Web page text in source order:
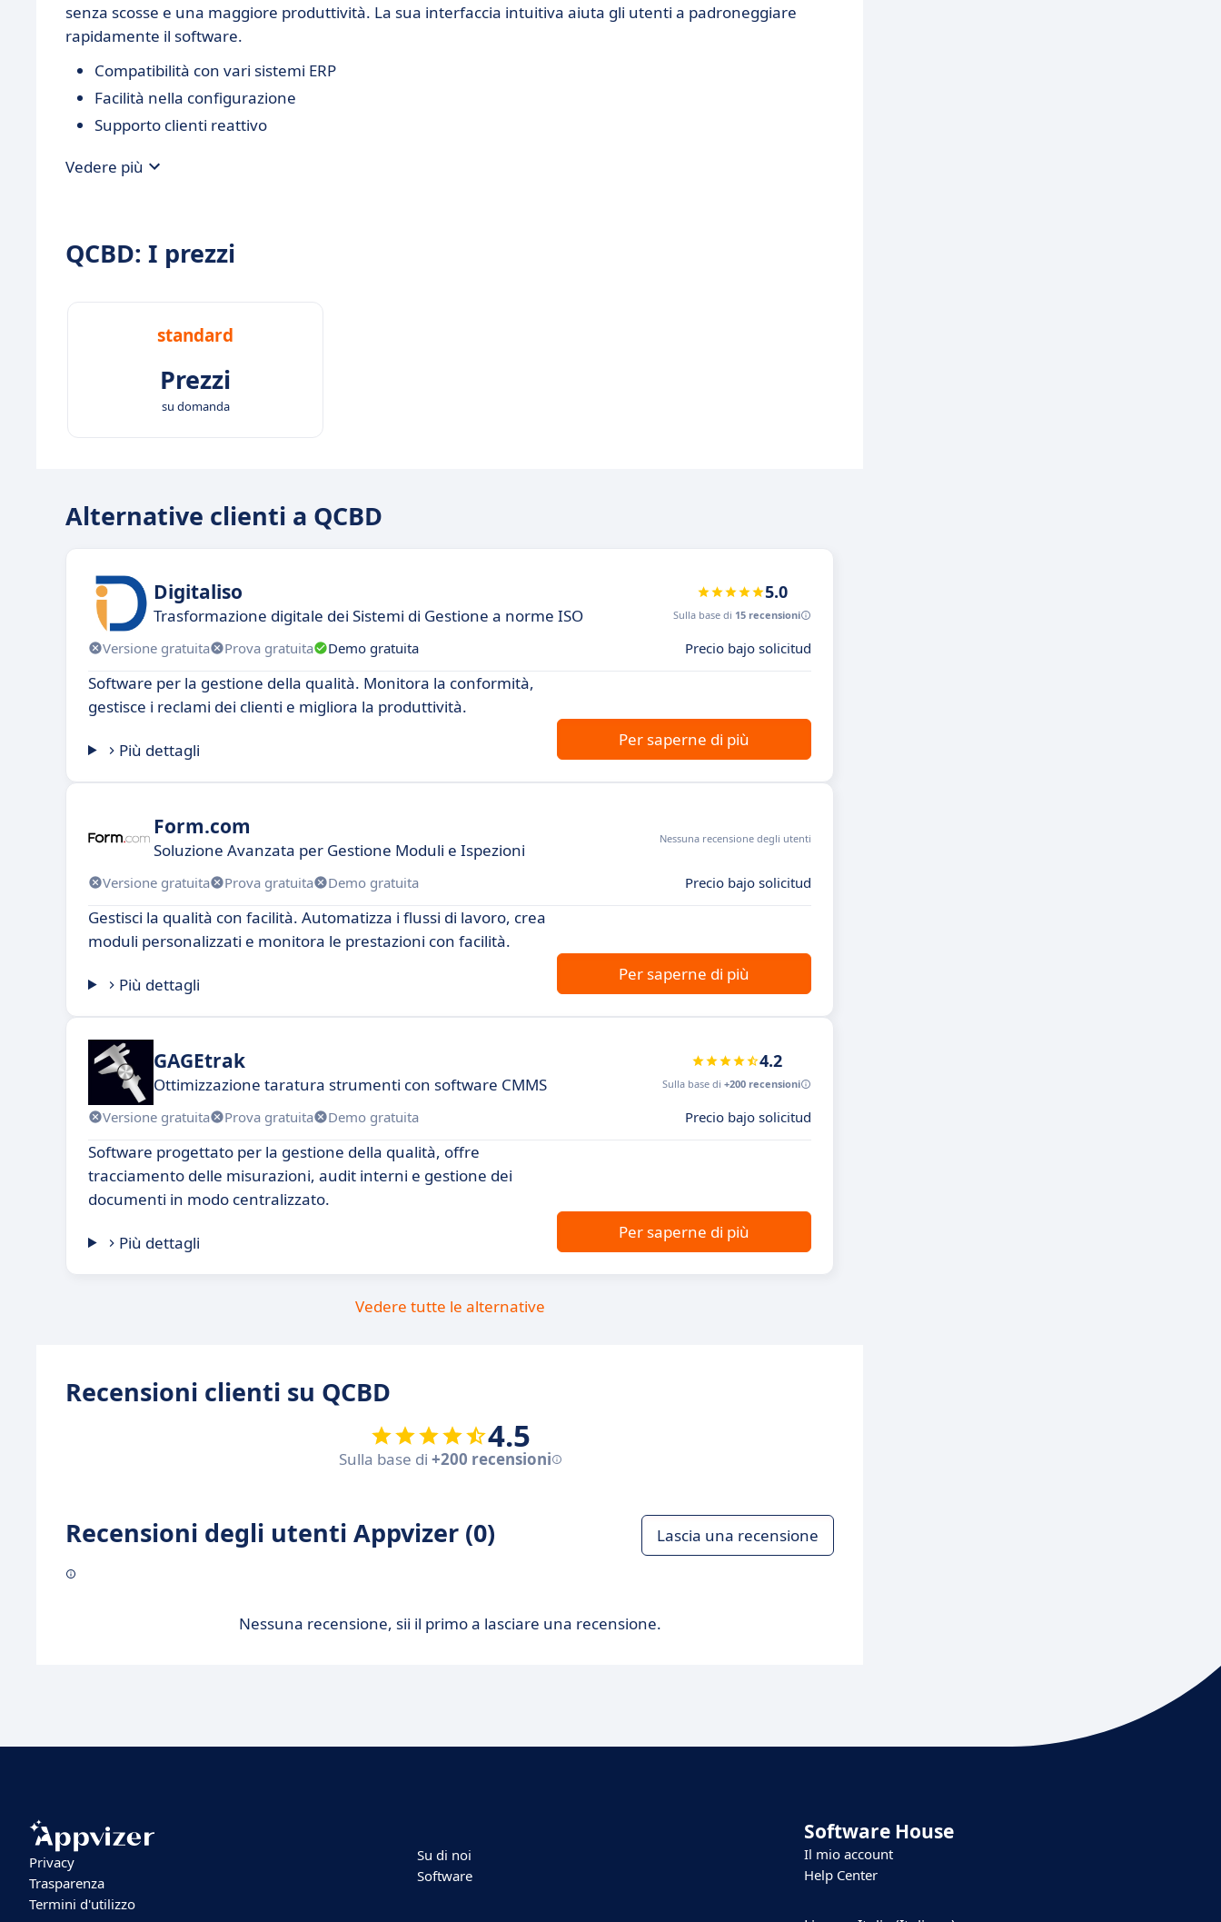
senza scosse e una maggiore produttività. La sua interfaccia intuitiva aiuta gli utenti a padroneggiare
rapidamente il software.
Compatibilità con vari sistemi ERP
Facilità nella configurazione
Supporto clienti reattivo
Vedere più
QCBD: I prezzi
standard
Prezzi
su domanda
Alternative clienti a QCBD
Digitaliso
Trasformazione digitale dei Sistemi di Gestione a norme ISO
5.0
Sulla base di 15 recensioni
Versione gratuita Prova gratuita Demo gratuita Precio bajo solicitud
Software per la gestione della qualità. Monitora la conformità,
gestisce i reclami dei clienti e migliora la produttività.
Più dettagli
Per saperne di più
Form.com
Soluzione Avanzata per Gestione Moduli e Ispezioni
Nessuna recensione degli utenti
Versione gratuita Prova gratuita Demo gratuita Precio bajo solicitud
Gestisci la qualità con facilità. Automatizza i flussi di lavoro, crea
moduli personalizzati e monitora le prestazioni con facilità.
Più dettagli
Per saperne di più
GAGEtrak
Ottimizzazione taratura strumenti con software CMMS
4.2
Sulla base di +200 recensioni
Versione gratuita Prova gratuita Demo gratuita Precio bajo solicitud
Software progettato per la gestione della qualità, offre
tracciamento delle misurazioni, audit interni e gestione dei
documenti in modo centralizzato.
Più dettagli
Per saperne di più
Vedere tutte le alternative
Recensioni clienti su QCBD
4.5
Sulla base di +200 recensioni
Recensioni degli utenti Appvizer (0) Lascia una recensione
Nessuna recensione, sii il primo a lasciare una recensione.
Privacy
Trasparenza
Termini d'utilizzo
Su di noi
Software
Software House
Il mio account
Help Center